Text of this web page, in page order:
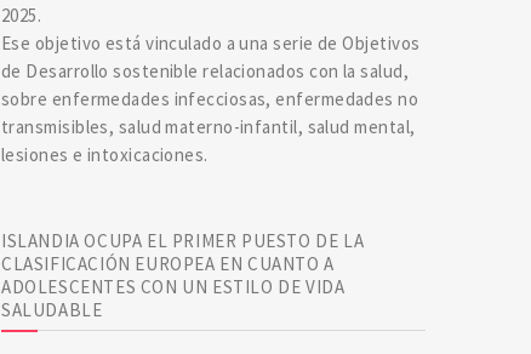
2025.
Ese objetivo está vinculado a una serie de Objetivos
de Desarrollo sostenible relacionados con la salud,
sobre enfermedades infecciosas, enfermedades no
transmisibles, salud materno-infantil, salud mental,
lesiones e intoxicaciones.
ISLANDIA OCUPA EL PRIMER PUESTO DE LA
CLASIFICACIÓN EUROPEA EN CUANTO A
ADOLESCENTES CON UN ESTILO DE VIDA
SALUDABLE